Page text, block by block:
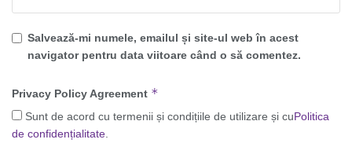
Salvează-mi numele, emailul și site-ul web în acest
navigator pentru data viitoare când o să comentez.
Privacy Policy Agreement *
Sunt de acord cu termenii și condițiile de utilizare și cuPolitica
de confidențialitate.